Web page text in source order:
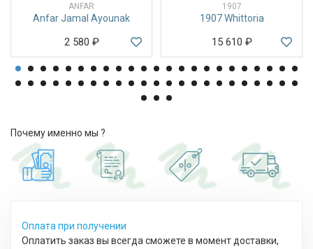
ANFAR
Anfar Jamal Ayounak
2 580 ₽
1907
1907 Whittoria
15 610 ₽
Почему именно мы ?
Оплата при получении
Оплатить заказ вы всегда сможете в момент доставки,